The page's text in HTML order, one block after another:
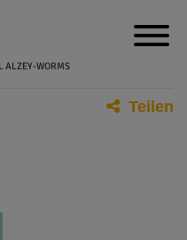
ALZEY-WORMS
Teilen